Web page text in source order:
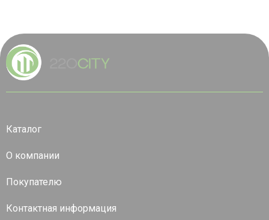
Каталог
О компании
Покупателю
Контактная информация